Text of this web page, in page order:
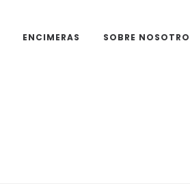
ENCIMERAS SOBRE